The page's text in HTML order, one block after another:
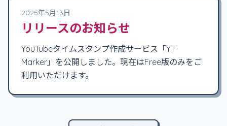
2025年5月13日
リリースのお知らせ
YouTubeタイムスタンプ作成サービス「YT-
Marker」を公開しました。現在はFree版のみをご
利用いただけます。